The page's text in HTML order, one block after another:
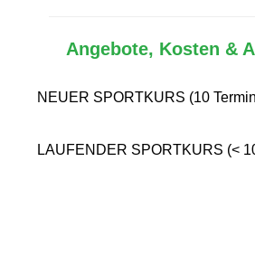
Angebote, Kosten &
NEUER SPORTKURS (10
LAUFENDER SPORTKURS (<